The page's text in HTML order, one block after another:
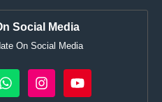
Social Media
On Social Media